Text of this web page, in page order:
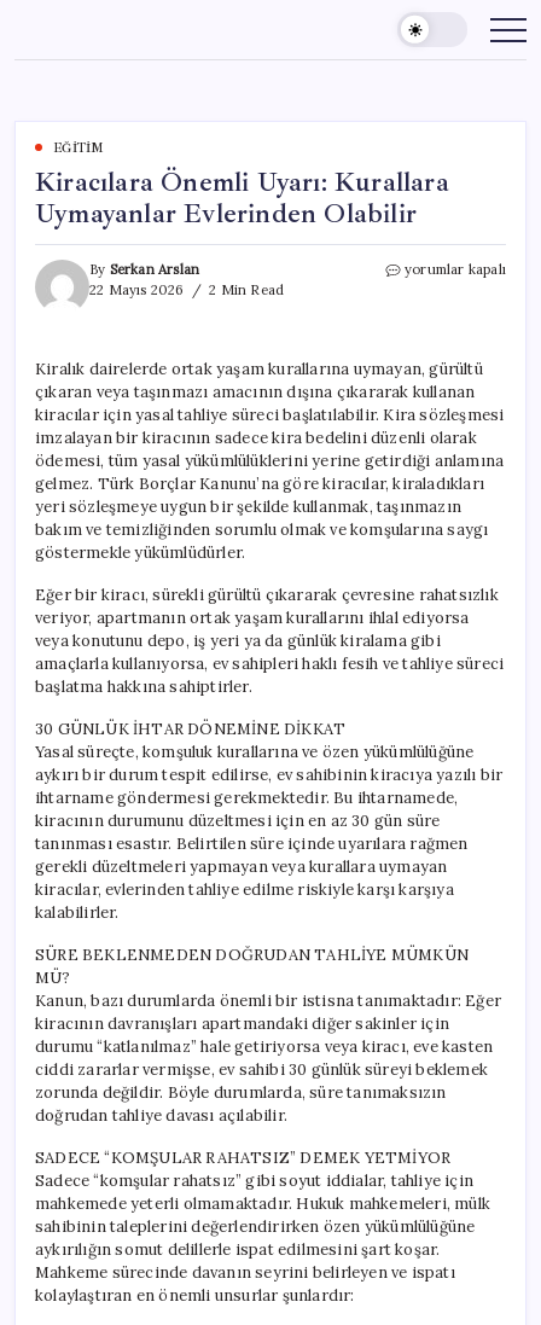
content
EĞITIM
Kiracılara Önemli Uyarı: Kurallara
Uymayanlar Evlerinden Olabilir
By Serkan Arslan
22 Mayıs 2026
2 Min Read
Kiracılara
Evlerinden
Olabilir
için
yorumlar kapalı
Kiralık dairelerde ortak yaşam kurallarına uymayan, gürültü
çıkaran veya taşınmazı amacının dışına çıkararak kullanan
kiracılar için yasal tahliye süreci başlatılabilir. Kira sözleşmesi
imzalayan bir kiracının sadece kira bedelini düzenli olarak
ödemesi, tüm yasal yükümlülüklerini yerine getirdiği anlamına
gelmez. Türk Borçlar Kanunu’na göre kiracılar, kiraladıkları
yeri sözleşmeye uygun bir şekilde kullanmak, taşınmazın
bakım ve temizliğinden sorumlu olmak ve komşularına saygı
göstermekle yükümlüdürler.
Eğer bir kiracı, sürekli gürültü çıkararak çevresine rahatsızlık
veriyor, apartmanın ortak yaşam kurallarını ihlal ediyorsa
veya konutunu depo, iş yeri ya da günlük kiralama gibi
amaçlarla kullanıyorsa, ev sahipleri haklı fesih ve tahliye süreci
başlatma hakkına sahiptirler.
30 GÜNLÜK İHTAR DÖNEMİNE DİKKAT
Yasal süreçte, komşuluk kurallarına ve özen yükümlülüğüne
aykırı bir durum tespit edilirse, ev sahibinin kiracıya yazılı bir
ihtarname göndermesi gerekmektedir. Bu ihtarnamede,
kiracının durumunu düzeltmesi için en az 30 gün süre
tanınması esastır. Belirtilen süre içinde uyarılara rağmen
gerekli düzeltmeleri yapmayan veya kurallara uymayan
kiracılar, evlerinden tahliye edilme riskiyle karşı karşıya
kalabilirler.
SÜRE BEKLENMEDEN DOĞRUDAN TAHLİYE MÜMKÜN
MÜ?
Kanun, bazı durumlarda önemli bir istisna tanımaktadır: Eğer
kiracının davranışları apartmandaki diğer sakinler için
durumu “katlanılmaz” hale getiriyorsa veya kiracı, eve kasten
ciddi zararlar vermişse, ev sahibi 30 günlük süreyi beklemek
zorunda değildir. Böyle durumlarda, süre tanımaksızın
doğrudan tahliye davası açılabilir.
SADECE “KOMŞULAR RAHATSIZ” DEMEK YETMİYOR
Sadece “komşular rahatsız” gibi soyut iddialar, tahliye için
mahkemede yeterli olmamaktadır. Hukuk mahkemeleri, mülk
sahibinin taleplerini değerlendirirken özen yükümlülüğüne
aykırılığın somut delillerle ispat edilmesini şart koşar.
Mahkeme sürecinde davanın seyrini belirleyen ve ispatı
kolaylaştıran en önemli unsurlar şunlardır: